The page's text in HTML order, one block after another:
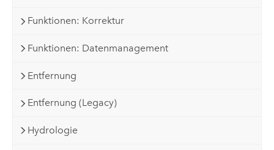
Funktionen: Korrektur
Funktionen: Datenmanagement
Entfernung
Entfernung (Legacy)
Hydrologie